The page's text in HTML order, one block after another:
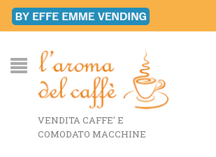
VENDITA CAFFE' E
COMODATO MACCHINE